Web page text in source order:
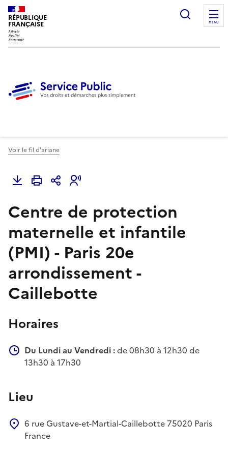
RÉPUBLIQUE
FRANÇAISE
Ouvrir
MENU
Voir le fil d'ariane
Centre de protection
maternelle et infantile
(PMI) - Paris 20e
arrondissement -
Caillebotte
Horaires
Du Lundi au Vendredi :de 08h30 à 12h30 de
13h30 à 17h30
Lieu
6 rue Gustave-et-Martial-Caillebotte 75020 Paris
France